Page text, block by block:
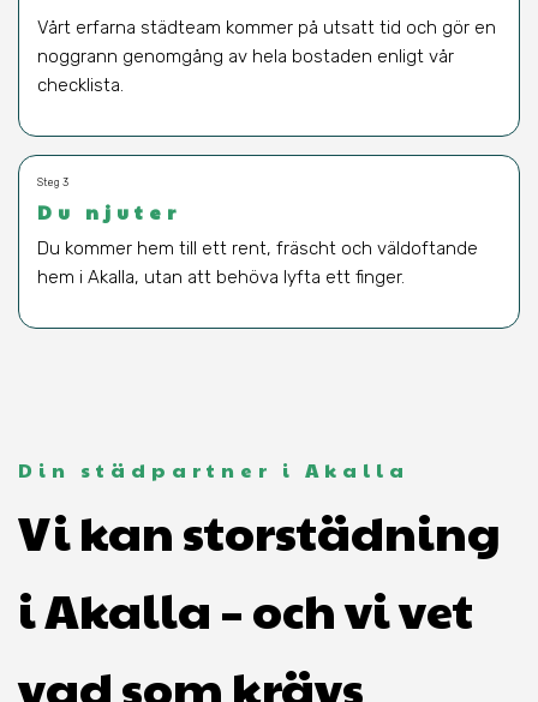
Vårt erfarna städteam kommer på utsatt tid och gör en
noggrann genomgång av hela bostaden enligt vår
checklista.
Steg 3
Du njuter
Du kommer hem till ett rent, fräscht och väldoftande
hem i Akalla, utan att behöva lyfta ett finger.
Din städpartner i Akalla
Vi kan storstädning
i Akalla – och vi vet
vad som krävs